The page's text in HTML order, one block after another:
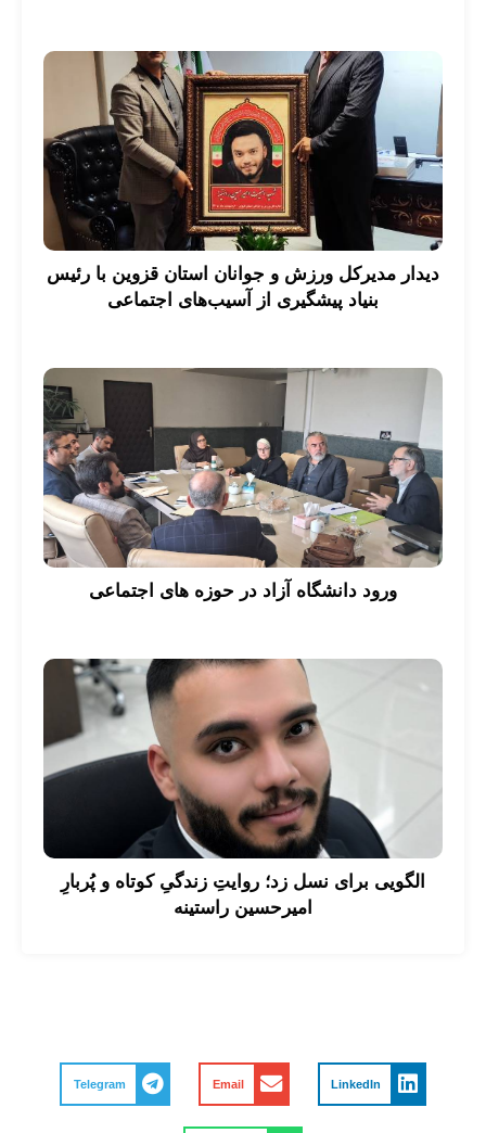
دیدار مدیرکل ورزش و جوانان استان قزوین با رئیس
بنیاد پیشگیری از آسیب‌های اجتماعی
ورود دانشگاه آزاد در حوزه های اجتماعی
الگویی برای نسل زد؛ روایتِ زندگیِ کوتاه و پُربارِ
امیرحسین راستینه
LinkedIn
Email
Telegram